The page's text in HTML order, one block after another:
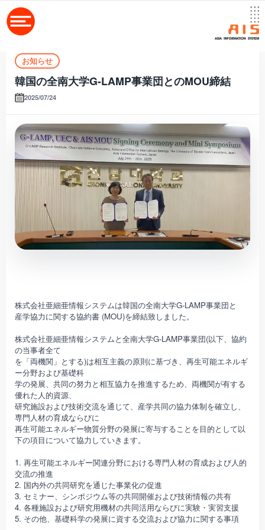
お知らせ
韓国の全南大学G-LAMP事業団とのMOU締結
2025/07/24
株式会社亜細亜情報システムは韓国の全南大学G-LAMP事業団と
産学協力に関する協約書 (MOU)を締結致しました。
株式会社亜細亜情報システムと全南大学G-LAMP事業団(以下、協約
の当事者全て
を「両機関」とする)は相互主義の原則に基づき、再生可能エネルギ
ー分野および基礎科
学の発展、共同の努力と相互協力を推進するため、両機関が有する
優れた人的資源、
研究施設および技術交流を通じて、産学共同の協力体制を確立し、
専門人材の育成ならびに
再生可能エネルギー物質分野の発展に寄与することを目的として以
下の項目について協力していきます。
1. 再生可能エネルギー関連分野における専門人材の育成および人的
交流の推進
2. 国内外の共同研究を通じた事業化の促進
3. セミナー、シンポジウム等の共同開催および技術情報の共有
4. 各種施設および研究用機材の共同活用ならびに実験・実習支援
5. その他、基礎科学の発展に資する交流および協力に関する事項